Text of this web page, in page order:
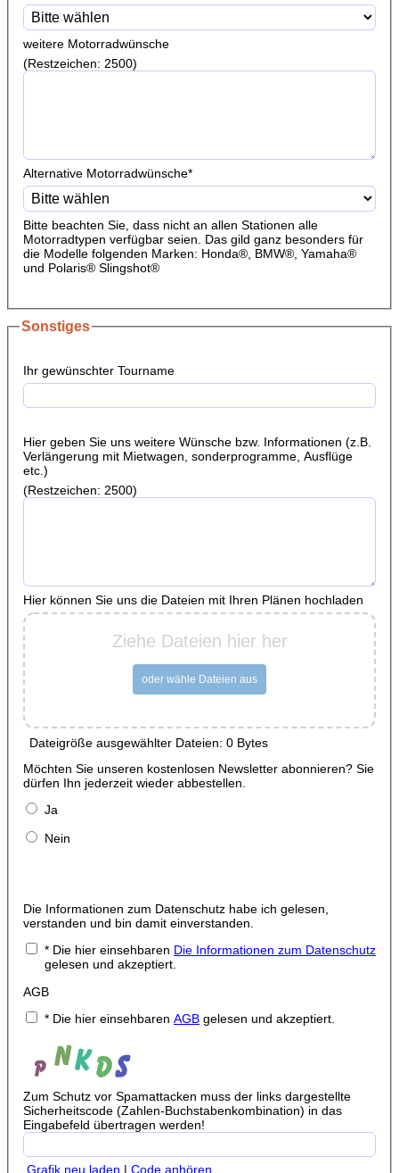
weitere Motorradwünsche
(Restzeichen: 2500)
Alternative Motorradwünsche*
Bitte beachten Sie, dass nicht an allen Stationen alle
Motorradtypen verfügbar seien. Das gild ganz besonders für
die Modelle folgenden Marken: Honda®, BMW®, Yamaha®
und Polaris® Slingshot®
Sonstiges
Ihr gewünschter Tourname
Hier geben Sie uns weitere Wünsche bzw. Informationen (z.B.
Verlängerung mit Mietwagen, sonderprogramme, Ausflüge
etc.)
(Restzeichen: 2500)
Hier können Sie uns die Dateien mit Ihren Plänen hochladen
Ziehe Dateien hier her
oder wähle Dateien aus
Dateigröße ausgewählter Dateien: 0 Bytes
Möchten Sie unseren kostenlosen Newsletter abonnieren? Sie
dürfen Ihn jederzeit wieder abbestellen.
Ja
Nein
Die Informationen zum Datenschutz habe ich gelesen,
verstanden und bin damit einverstanden.
* Die hier einsehbaren Die Informationen zum Datenschutz
gelesen und akzeptiert.
AGB
* Die hier einsehbaren AGB gelesen und akzeptiert.
Zum Schutz vor Spamattacken muss der links dargestellte
Sicherheitscode (Zahlen-Buchstabenkombination) in das
Eingabefeld übertragen werden!
Grafik neu laden | Code anhören